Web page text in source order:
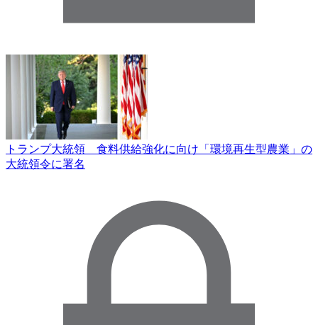
トランプ大統領 食料供給強化に向け「環境再生型農業」の
大統領令に署名